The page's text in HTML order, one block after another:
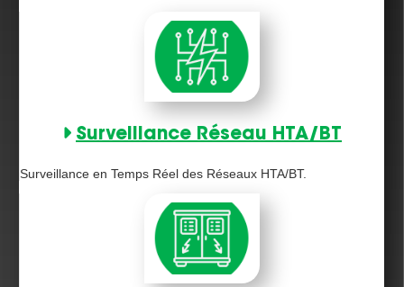
Surveillance Réseau HTA/BT
Surveillance en Temps Réel des Réseaux HTA/BT.